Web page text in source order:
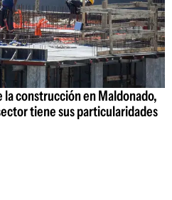
construcción en Maldonado,
tiene sus particularidades